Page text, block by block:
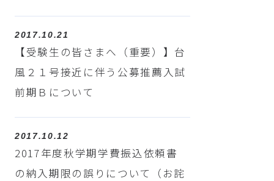
2017.10.21
【受験生の皆さまへ（重要）】台
風２１号接近に伴う公募推薦入試
前期Ｂについて
2017.10.12
2017年度秋学期学費振込依頼書
の納入期限の誤りについて（お詫